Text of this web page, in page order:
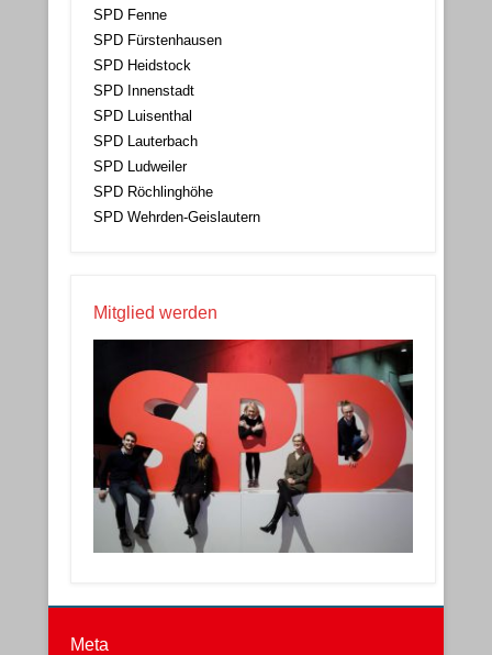
SPD Fenne
SPD Fürstenhausen
SPD Heidstock
SPD Innenstadt
SPD Luisenthal
SPD Lauterbach
SPD Ludweiler
SPD Röchlinghöhe
SPD Wehrden-Geislautern
Mitglied werden
Meta